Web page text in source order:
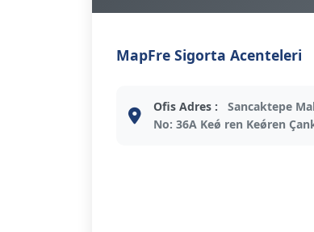
MapFre Sigorta Acenteleri
Ofis Adres :
Sancaktepe
No: 36A Keǿ ren Keǿren